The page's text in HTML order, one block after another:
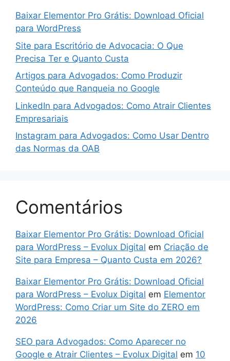
Baixar Elementor Pro Grátis: Download Oficial
para WordPress
Site para Escritório de Advocacia: O Que
Precisa Ter e Quanto Custa
Artigos para Advogados: Como Produzir
Conteúdo que Ranqueia no Google
LinkedIn para Advogados: Como Atrair Clientes
Empresariais
Instagram para Advogados: Como Usar Dentro
das Normas da OAB
Comentários
Baixar Elementor Pro Grátis: Download Oficial
para WordPress – Evolux Digital em Criação de
Site para Empresa – Quanto Custa em 2026?
Baixar Elementor Pro Grátis: Download Oficial
para WordPress – Evolux Digital em Elementor
WordPress: Como Criar um Site do ZERO em
2026
SEO para Advogados: Como Aparecer no
Google e Atrair Clientes – Evolux Digital em 10